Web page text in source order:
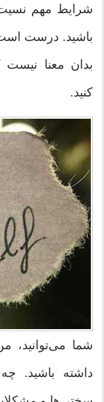
شرایط مهم
باشید. درست
بدان معنا نیست
کنید.
شما می‌توانید،
داشته باشید.